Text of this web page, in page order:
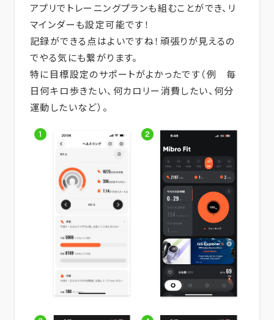
アプリでトレーニングプランも組むことができ、リ
マインダーも設定可能です！
記録ができる点はよいですね！頑張りが見えるの
でやる気にも繋がります。
特に目標設定のサポートがよかったです（例 毎
日何キロ歩きたい、何カロリー消費したい、何分
運動したいなど）。